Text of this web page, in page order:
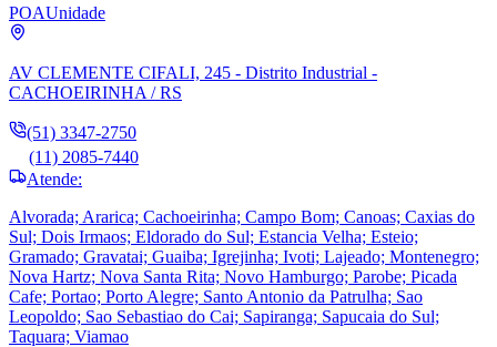
POAUnidade
AV CLEMENTE CIFALI, 245 - Distrito Industrial -
CACHOEIRINHA / RS
(51) 3347-2750
(11) 2085-7440
Atende:
Alvorada; Ararica; Cachoeirinha; Campo Bom; Canoas; Caxias do
Sul; Dois Irmaos; Eldorado do Sul; Estancia Velha; Esteio;
Gramado; Gravatai; Guaiba; Igrejinha; Ivoti; Lajeado; Montenegro;
Nova Hartz; Nova Santa Rita; Novo Hamburgo; Parobe; Picada
Cafe; Portao; Porto Alegre; Santo Antonio da Patrulha; Sao
Leopoldo; Sao Sebastiao do Cai; Sapiranga; Sapucaia do Sul;
Taquara; Viamao